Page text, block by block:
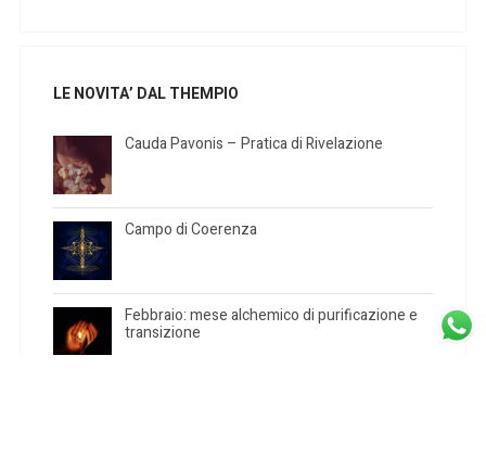
LE NOVITA’ DAL THEMPIO
Cauda Pavonis – Pratica di Rivelazione
Campo di Coerenza
Febbraio: mese alchemico di purificazione e
transizione